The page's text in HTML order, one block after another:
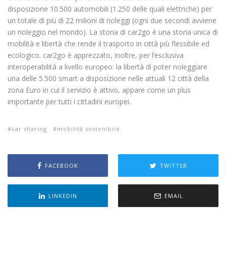
disposizione 10.500 automobili (1.250 delle quali elettriche) per
un totale di più di 22 milioni di noleggi (ogni due secondi avviene
un noleggio nel mondo). La storia di car2go è una storia unica di
mobilità e libertà che rende il trasporto in città più flessibile ed
ecologico. car2go è apprezzato, inoltre, per l’esclusiva
interoperabilità a livello europeo: la libertà di poter noleggiare
una delle 5.500 smart a disposizione nelle attuali 12 città della
zona Euro in cui il servizio è attivo, appare come un plus
importante per tutti i cittadini europei.
car sharing mobilità sostenibile
FACEBOOK TWITTER
LINKEDIN EMAIL